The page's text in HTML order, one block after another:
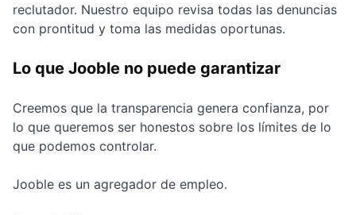
reclutador. Nuestro equipo revisa todas las denuncias
con prontitud y toma las medidas oportunas.
Lo que Jooble no puede garantizar
Creemos que la transparencia genera confianza, por
lo que queremos ser honestos sobre los límites de lo
que podemos controlar.
Jooble es un agregador de empleo.